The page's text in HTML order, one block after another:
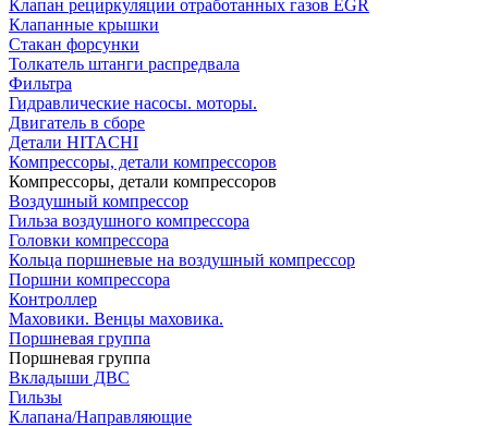
Клапан рециркуляции отработанных газов EGR
Клапанные крышки
Стакан форсунки
Толкатель штанги распредвала
Фильтра
Гидравлические насосы. моторы.
Двигатель в сборе
Детали HITACHI
Компрессоры, детали компрессоров
Компрессоры, детали компрессоров
Воздушный компрессор
Гильза воздушного компрессора
Головки компрессора
Кольца поршневые на воздушный компрессор
Поршни компрессора
Контроллер
Маховики. Венцы маховика.
Поршневая группа
Поршневая группа
Вкладыши ДВС
Гильзы
Клапана/Направляющие